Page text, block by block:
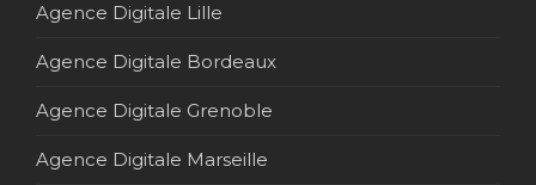
Agence Digitale Lille
Agence Digitale Bordeaux
Agence Digitale Grenoble
Agence Digitale Marseille